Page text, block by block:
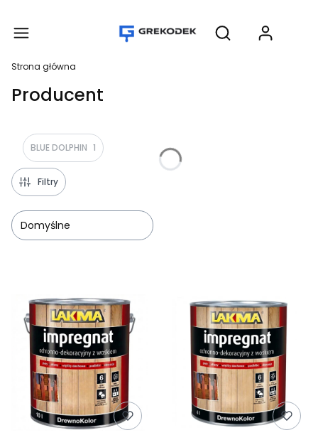
Otwórz
Strona główna
Producent
BLUE DOLPHIN 1
Filtry
Domyślne